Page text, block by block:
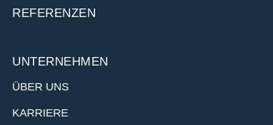
REFERENZEN
UNTERNEHMEN
ÜBER UNS
KARRIERE